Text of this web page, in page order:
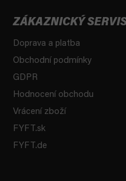
ZÁKAZNICKÝ
Doprava a platba
Obchodní podmínky
GDPR
Hodnocení obchodu
Vrácení zboží
FYFT.sk
FYFT.de